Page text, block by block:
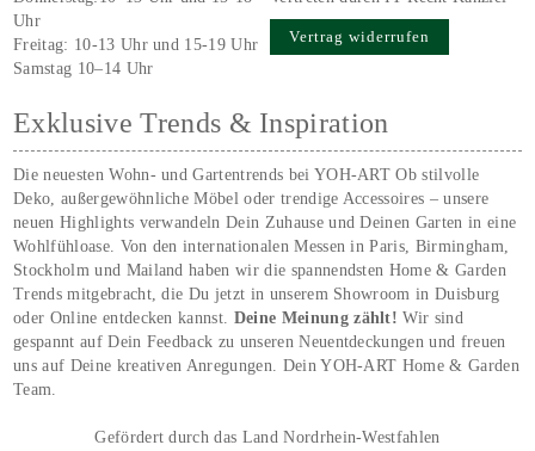
Uhr
Freitag: 10-13 Uhr und 15-19 Uhr
Samstag 10–14 Uhr
Vertrag widerrufen
Exklusive Trends & Inspiration
Die neuesten Wohn- und Gartentrends bei YOH‑ART Ob stilvolle
Deko, außergewöhnliche Möbel oder trendige Accessoires – unsere
neuen Highlights verwandeln Dein Zuhause und Deinen Garten in eine
Wohlfühloase. Von den internationalen Messen in Paris, Birmingham,
Stockholm und Mailand haben wir die spannendsten Home & Garden
Trends mitgebracht, die Du jetzt in unserem Showroom in Duisburg
oder Online entdecken kannst. Deine Meinung zählt!Wir sind
gespannt auf Dein Feedback zu unseren Neuentdeckungen und freuen
uns auf Deine kreativen Anregungen. Dein YOH‑ART Home & Garden
Team.
Gefördert durch das Land Nordrhein-Westfahlen